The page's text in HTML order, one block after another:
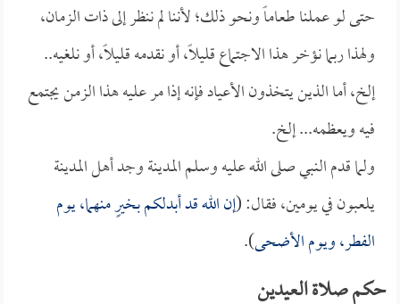
حتى لو عملنا طعاماً ونحو ذلك؛ لأننا لم ننظر إلى ذات الزمان،
ولهذا ربما نؤخر هذا الاجتماع قليلاً، أو نقدمه قليلاً، أو نلغيه..
إلخ، أما الذين يتخذون الأعياد فإنه إذا مر عليه هذا الزمن يجتمع
فيه ويعظمه... إلخ.
ولما قدم النبي صلى الله عليه وسلم المدينة وجد أهل المدينة
يلعبون في يومين، فقال: (إن الله قد أبدلكم بخيرٍ منهما، يوم
الفطر، ويوم الأضحى).
حكم صلاة العيدين